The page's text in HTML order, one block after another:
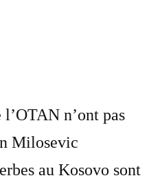
n’ont pas
Milosevic
au Kosovo sont